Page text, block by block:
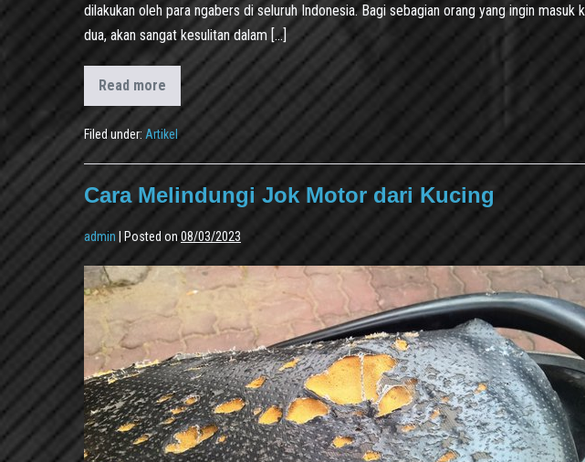
dilakukan oleh para ngabers di seluruh Indonesia. Bagi sebagian orang yang ingin masuk
dua, akan sangat kesulitan dalam […]
Read more
Filed under: Artikel
Cara Melindungi Jok Motor dari Kucing
admin Posted on 08/03/2023